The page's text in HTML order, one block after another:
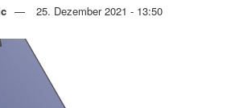
25. Dezember 2021 - 13:50